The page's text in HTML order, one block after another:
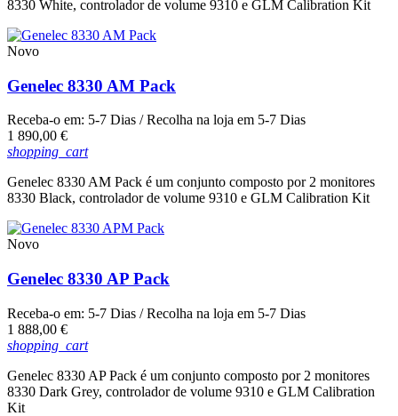
8330 White, controlador de volume 9310 e GLM Calibration Kit
Novo
Genelec 8330 AM Pack
Receba-o em: 5-7 Dias / Recolha na loja em 5-7 Dias
Preço
1 890,00 €
shopping_cart
Genelec 8330 AM Pack é um conjunto composto por 2 monitores
8330 Black, controlador de volume 9310 e GLM Calibration Kit
Novo
Genelec 8330 AP Pack
Receba-o em: 5-7 Dias / Recolha na loja em 5-7 Dias
Preço
1 888,00 €
shopping_cart
Genelec 8330 AP Pack é um conjunto composto por 2 monitores
8330 Dark Grey, controlador de volume 9310 e GLM Calibration
Kit